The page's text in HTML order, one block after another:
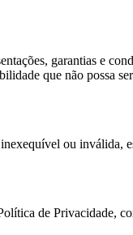
garantias e
que não possa
ou inválida,
de Privacidade,